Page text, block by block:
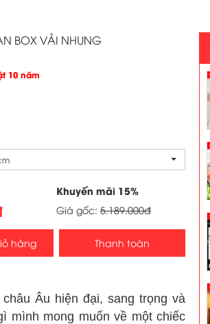
BOX VẢI NHUNG
10 năm
Khuyến mãi 15%
Giá gốc:5.189.000đ
hàng Thanh toán
Âu hiện đại, sang trọng và
mình mong muốn về một chiếc